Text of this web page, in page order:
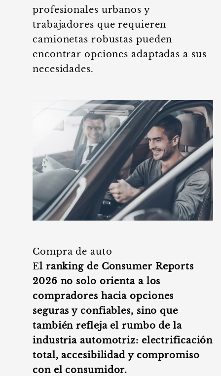
profesionales urbanos y
trabajadores que requieren
camionetas robustas pueden
encontrar opciones adaptadas a sus
necesidades.
Compra de auto
El ranking de Consumer Reports
2026 no solo orienta a los
compradores hacia opciones
seguras y confiables, sino que
también refleja el rumbo de la
industria automotriz: electrificación
total, accesibilidad y compromiso
con el consumidor.